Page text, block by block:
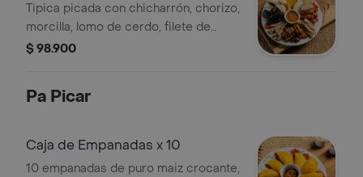
Tipica picada con chicharrón, chorizo,
morcilla, lomo de cerdo, filete de
pollo, acompañado de papa al vapor,
$ 98.900
Pa Picar
Caja de Empanadas x 10
10 empanadas de puro maiz crocante,